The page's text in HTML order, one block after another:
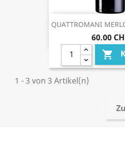
QUATTROMANI
60,00

1 - 3 von 3 Artikel(n)